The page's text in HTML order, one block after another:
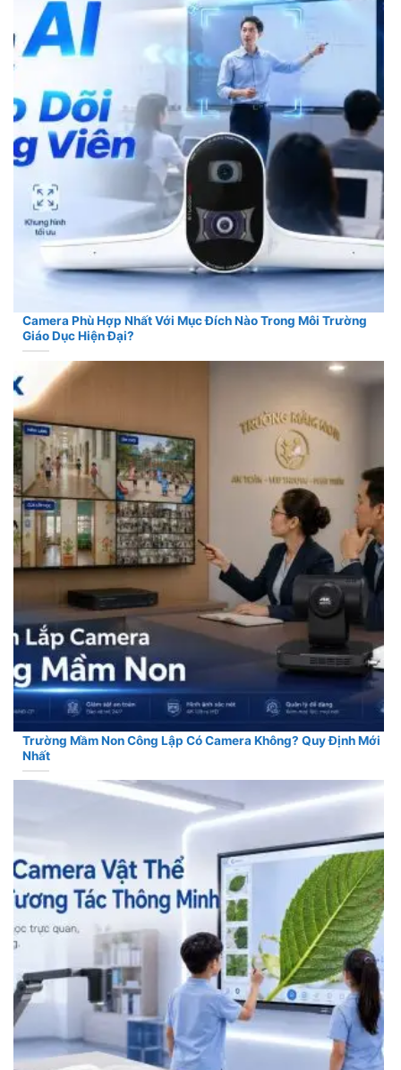
Camera Phù Hợp Nhất Với Mục Đích Nào Trong Môi Trường
Giáo Dục Hiện Đại?
Trường Mầm Non Công Lập Có Camera Không? Quy Định Mới
Nhất